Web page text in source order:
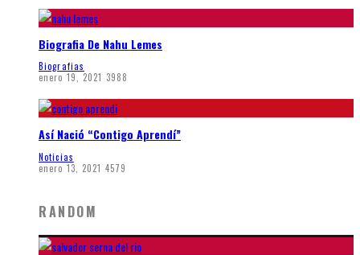
Biografia De Nahu Lemes
Biografias
enero 19, 2021 3988
Así Nació “Contigo Aprendí”
Noticias
enero 13, 2021 4579
RANDOM